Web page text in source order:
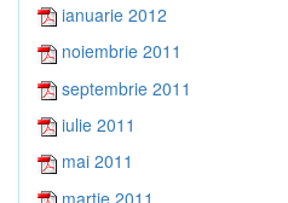
ianuarie 2012
noiembrie 2011
septembrie 2011
iulie 2011
mai 2011
martie 2011